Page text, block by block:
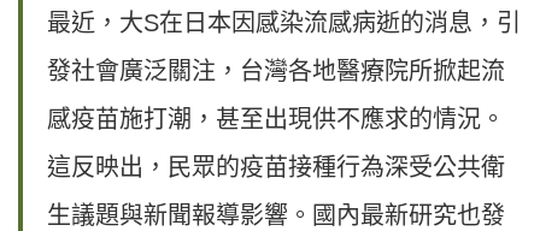
最近，大S在日本因感染流感病逝的消息，引
發社會廣泛關注，台灣各地醫療院所掀起流
感疫苗施打潮，甚至出現供不應求的情況。
這反映出，民眾的疫苗接種行為深受公共衛
生議題與新聞報導影響。國內最新研究也發